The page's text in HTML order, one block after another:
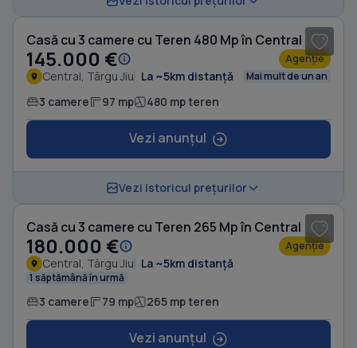
Casă cu 3 camere cu Teren 480 Mp în Central
145.000 € Agenție
Central, Târgu Jiu La ~5km distanță Mai mult de un an
3 camere 97 mp 480 mp teren
Vezi anunțul
Vezi istoricul prețurilor
Casă cu 3 camere cu Teren 265 Mp în Central
180.000 € Agenție
Central, Târgu Jiu La ~5km distanță
1 săptămână în urmă
3 camere 79 mp 265 mp teren
Vezi anunțul